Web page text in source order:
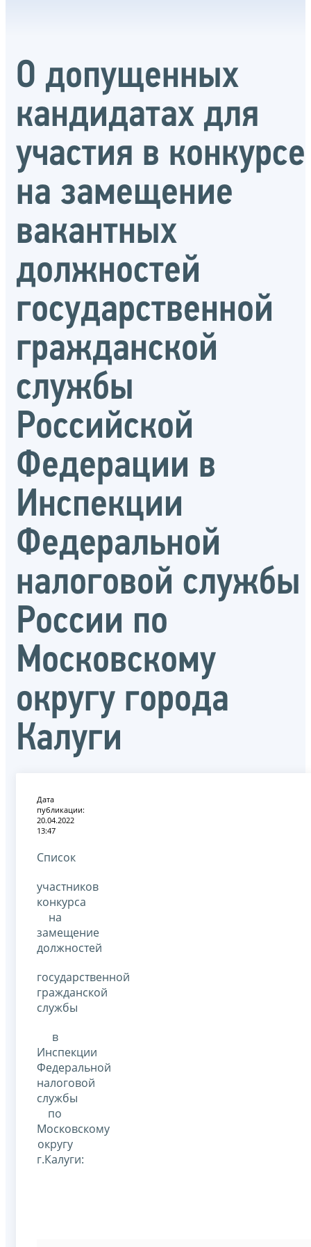
О допущенных
кандидатах для
участия в конкурсе
на замещение
вакантных
должностей
государственной
гражданской
службы
Российской
Федерации в
Инспекции
Федеральной
налоговой службы
России по
Московскому
округу города
Калуги
Дата
публикации:
20.04.2022
13:47
Список
участников
конкурса
на
замещение
должностей
государственной
гражданской
службы
в
Инспекции
Федеральной
налоговой
службы
по
Московскому
округу
г.Калуги: